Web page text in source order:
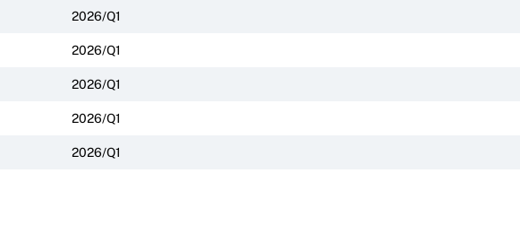
2026/Q1
2026/Q1
2026/Q1
2026/Q1
2026/Q1